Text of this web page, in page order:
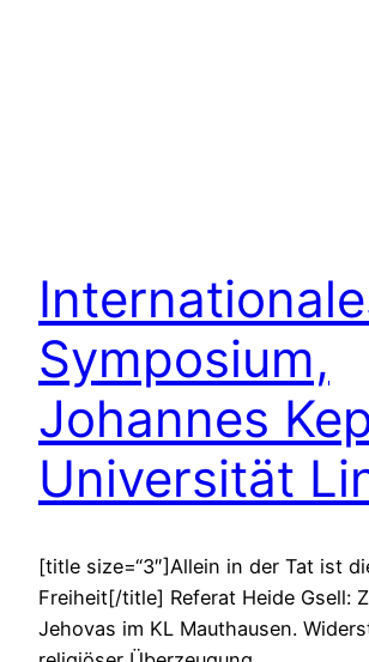
Symposium,
Johannes
Universität
[title size=“3″]Allein in der Tat ist
Freiheit[/title] Referat Heide Gsell:
Jehovas im KL Mauthausen.